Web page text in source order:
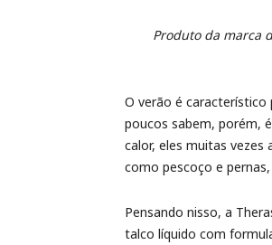
Produto da marca
O verão é característico
poucos sabem, porém,
calor, eles muitas vezes
como pescoço e
Pensando nisso, a
talco líquido com